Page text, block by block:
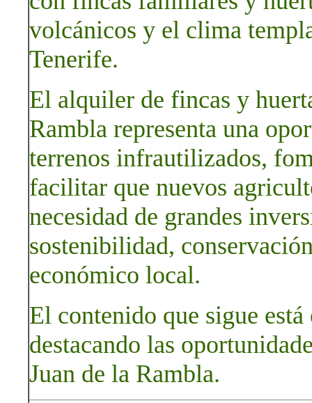
volcánicos y el clima
Tenerife.
El alquiler de fincas y
Rambla representa una
terrenos infrautilizados,
facilitar que nuevos
necesidad de grandes
sostenibilidad,
económico local.
El contenido que sigue
destacando las
Juan de la Rambla.